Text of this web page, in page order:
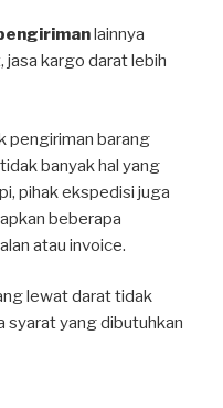
lainnya
jasa kargo darat lebih
pengiriman barang
banyak hal yang
pihak ekspedisi juga
beberapa
atau invoice.
lewat darat tidak
syarat yang dibutuhkan